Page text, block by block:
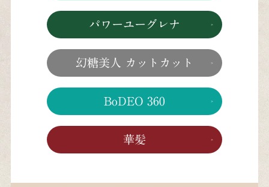
パワーユーグレナ
幻糖美人 カットカット
BoDEO 360
華髪